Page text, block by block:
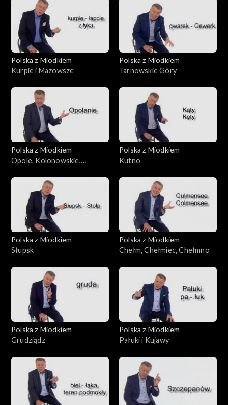
Polska z Miodkiem
Kurpie i Mazowsze
Polska z Miodkiem
Tarnowskie Góry
Polska z Miodkiem
Opole, Kolonowskie,
Polska z Miodkiem
Kutno
Polska z Miodkiem
Słupsk
Polska z Miodkiem
Chełm, Chełmiec, Chełmno
Polska z Miodkiem
Grudziądz
Polska z Miodkiem
Pałuki i Kujawy